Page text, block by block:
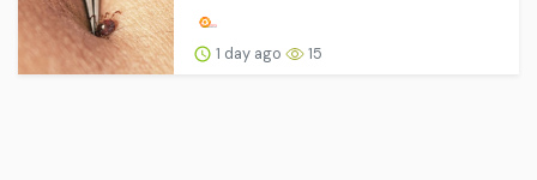
1 day ago 15